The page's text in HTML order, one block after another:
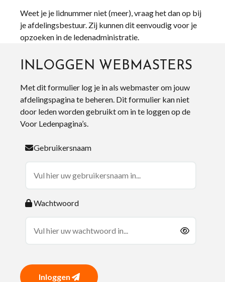
Weet je je lidnummer niet (meer), vraag het dan op bij
je afdelingsbestuur. Zij kunnen dit eenvoudig voor je
opzoeken in de ledenadministratie.
INLOGGEN WEBMASTERS
Met dit formulier log je in als webmaster om jouw
afdelingspagina te beheren. Dit formulier kan niet
door leden worden gebruikt om in te loggen op de
Voor Ledenpagina’s.
Gebruikersnaam
Wachtwoord
Inloggen